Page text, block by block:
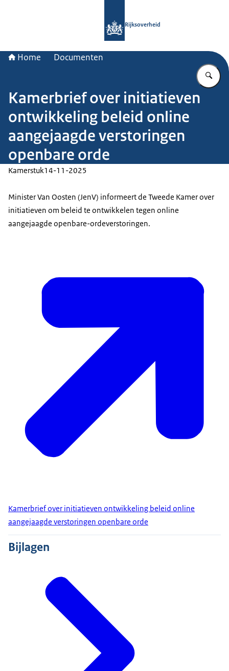
Rijksoverheid
Home Documenten
Kamerbrief over initiatieven
ontwikkeling beleid online
aangejaagde verstoringen
openbare orde
Kamerstuk14-11-2025
Minister Van Oosten (JenV) informeert de Tweede Kamer over
initiatieven om beleid te ontwikkelen tegen online
aangejaagde openbare-ordeverstoringen.
Kamerbrief over initiatieven ontwikkeling beleid online
aangejaagde verstoringen openbare orde
Bijlagen